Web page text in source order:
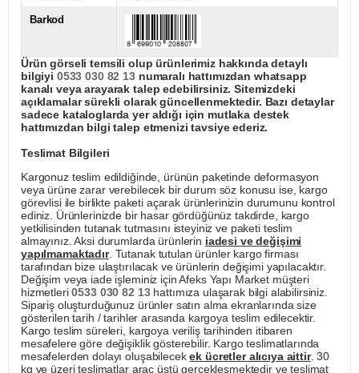
Barkod
Ürün görseli temsili olup ürünlerimiz hakkında detaylı
bilgiyi 0533 030 82 13numaralı hattımızdan whatsapp
kanalı veya arayarak talep edebilirsiniz. Sitemizdeki
açıklamalar sürekli olarak güncellenmektedir. Bazı detaylar
sadece kataloglarda yer aldığı için mutlaka destek
hattımızdan bilgi talep etmenizi tavsiye ederiz.
Teslimat Bilgileri
Kargonuz teslim edildiğinde, ürünün paketinde deformasyon
veya ürüne zarar verebilecek bir durum söz konusu ise, kargo
görevlisi ile birlikte paketi açarak ürünlerinizin durumunu kontrol
ediniz. Ürünlerinizde bir hasar gördüğünüz takdirde, kargo
yetkilisinden tutanak tutmasını isteyiniz ve paketi teslim
almayınız. Aksi durumlarda ürünlerin iadesi ve değişimi
yapılmamaktadır. Tutanak tutulan ürünler kargo firması
tarafından bize ulaştırılacak ve ürünlerin değişimi yapılacaktır.
Değişim veya iade işleminiz için Afeks Yapı Market müşteri
hizmetleri0533 030 82 13hattımıza ulaşarak bilgi alabilirsiniz.
Sipariş oluşturduğunuz ürünler satın alma ekranlarında size
gösterilen tarih / tarihler arasında kargoya teslim edilecektir.
Kargo teslim süreleri, kargoya veriliş tarihinden itibaren
mesafelere göre değişiklik gösterebilir. Kargo teslimatlarında
mesafelerden dolayı oluşabilecekek ücretler alıcıya aittir. 30
kg ve üzeri teslimatlar araç üstü gerçekleşmektedir ve teslimat